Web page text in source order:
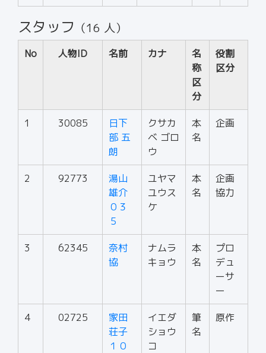
スタッフ （16 人）
No 人物ID 名前 カナ
名
称
区
分
役割
区分
1 30085
日下
部 五
朗
クサカ
ベ ゴロ
ウ
本
名
企画
2 92773
湯山
雄介
０３
５
ユヤマ
ユウス
ケ
本
名
企画
協力
3 62345
奈村
協
ナムラ
キョウ
本
名
プロ
デュ
ーサ
ー
4 02725
家田
荘子
１０
イエダ
ショウ
コ
筆
名
原作